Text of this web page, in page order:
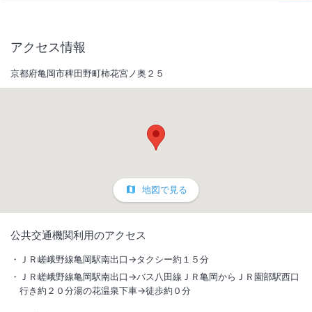
嵯峨嵐山より約３０分と京都観光に便利なお宿。四季折々の自然を感じ
アクセス情報
京都府亀岡市稗田野町柿花宮ノ奥２５
地図で見る
公共交通機関利用のアクセス
ＪＲ嵯峨野線亀岡駅南出口→タクシー約１５分
ＪＲ嵯峨野線亀岡駅南出口→バス八田線ＪＲ亀岡からＪＲ園部駅西口
行き約２０分湯の花温泉下車→徒歩約０分